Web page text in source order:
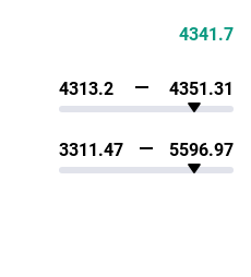
4341.7
4313.2 4351.31
3311.47 5596.97